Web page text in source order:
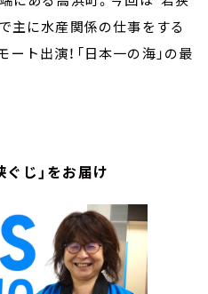
主に水産関係の仕事をする
ト出演！「日本一の海」の最
ぐじ」をお届け